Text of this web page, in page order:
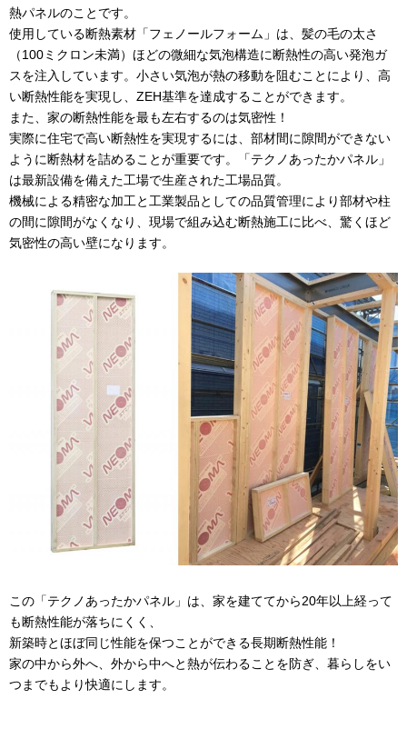
熱パネルのことです。
使用している断熱素材「フェノールフォーム」は、髪の毛の太さ
（100ミクロン未満）ほどの微細な気泡構造に断熱性の高い発泡ガ
スを注入しています。小さい気泡が熱の移動を阻むことにより、高
い断熱性能を実現し、ZEH基準を達成することができます。
また、家の断熱性能を最も左右するのは気密性！
実際に住宅で高い断熱性を実現するには、部材間に隙間ができない
ように断熱材を詰めることが重要です。「テクノあったかパネル」
は最新設備を備えた工場で生産された工場品質。
機械による精密な加工と工業製品としての品質管理により部材や柱
の間に隙間がなくなり、現場で組み込む断熱施工に比べ、驚くほど
気密性の高い壁になります。
この「テクノあったかパネル」は、家を建ててから20年以上経って
も断熱性能が落ちにくく、
新築時とほぼ同じ性能を保つことができる長期断熱性能！
家の中から外へ、外から中へと熱が伝わることを防ぎ、暮らしをい
つまでもより快適にします。